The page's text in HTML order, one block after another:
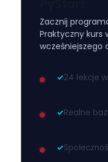
Zacznij
Praktyczny kurs
wcześniejszego
✓24 lekcje
✓Realne
✓